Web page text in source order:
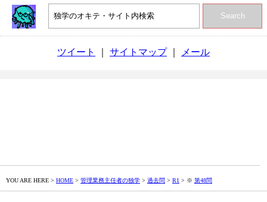
Search
ツイート サイトマップ｜ メール
YOU ARE HERE > HOME > 管理業務主任者の独学 > 過去問 > R1 > ※ 第48問